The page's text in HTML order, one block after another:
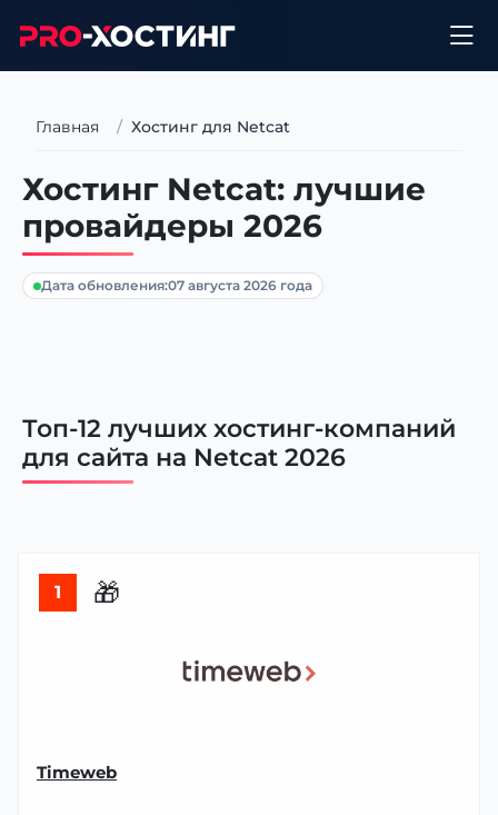
Главная Хостинг для Netcat
Хостинг Netcat: лучшие
провайдеры 2026
Дата обновления:07 августа 2026 года
Топ-12 лучших хостинг-компаний
для сайта на Netcat 2026
1 🎁
Timeweb